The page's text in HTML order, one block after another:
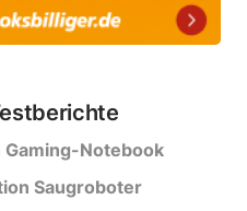
Gaming-Notebook
Saugroboter